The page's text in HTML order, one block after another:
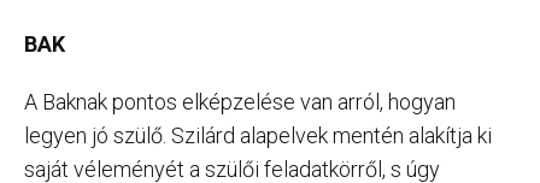
BAK
A Baknak pontos elképzelése van arról, hogyan
legyen jó szülő. Szilárd alapelvek mentén alakítja ki
saját véleményét a szülői feladatkörről, s úgy